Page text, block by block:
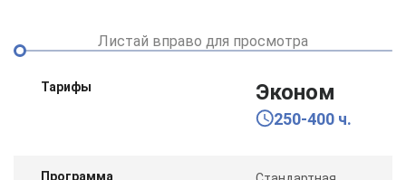
Листай вправо для просмотра
Тарифы Эконом
250-400 ч.
Программа